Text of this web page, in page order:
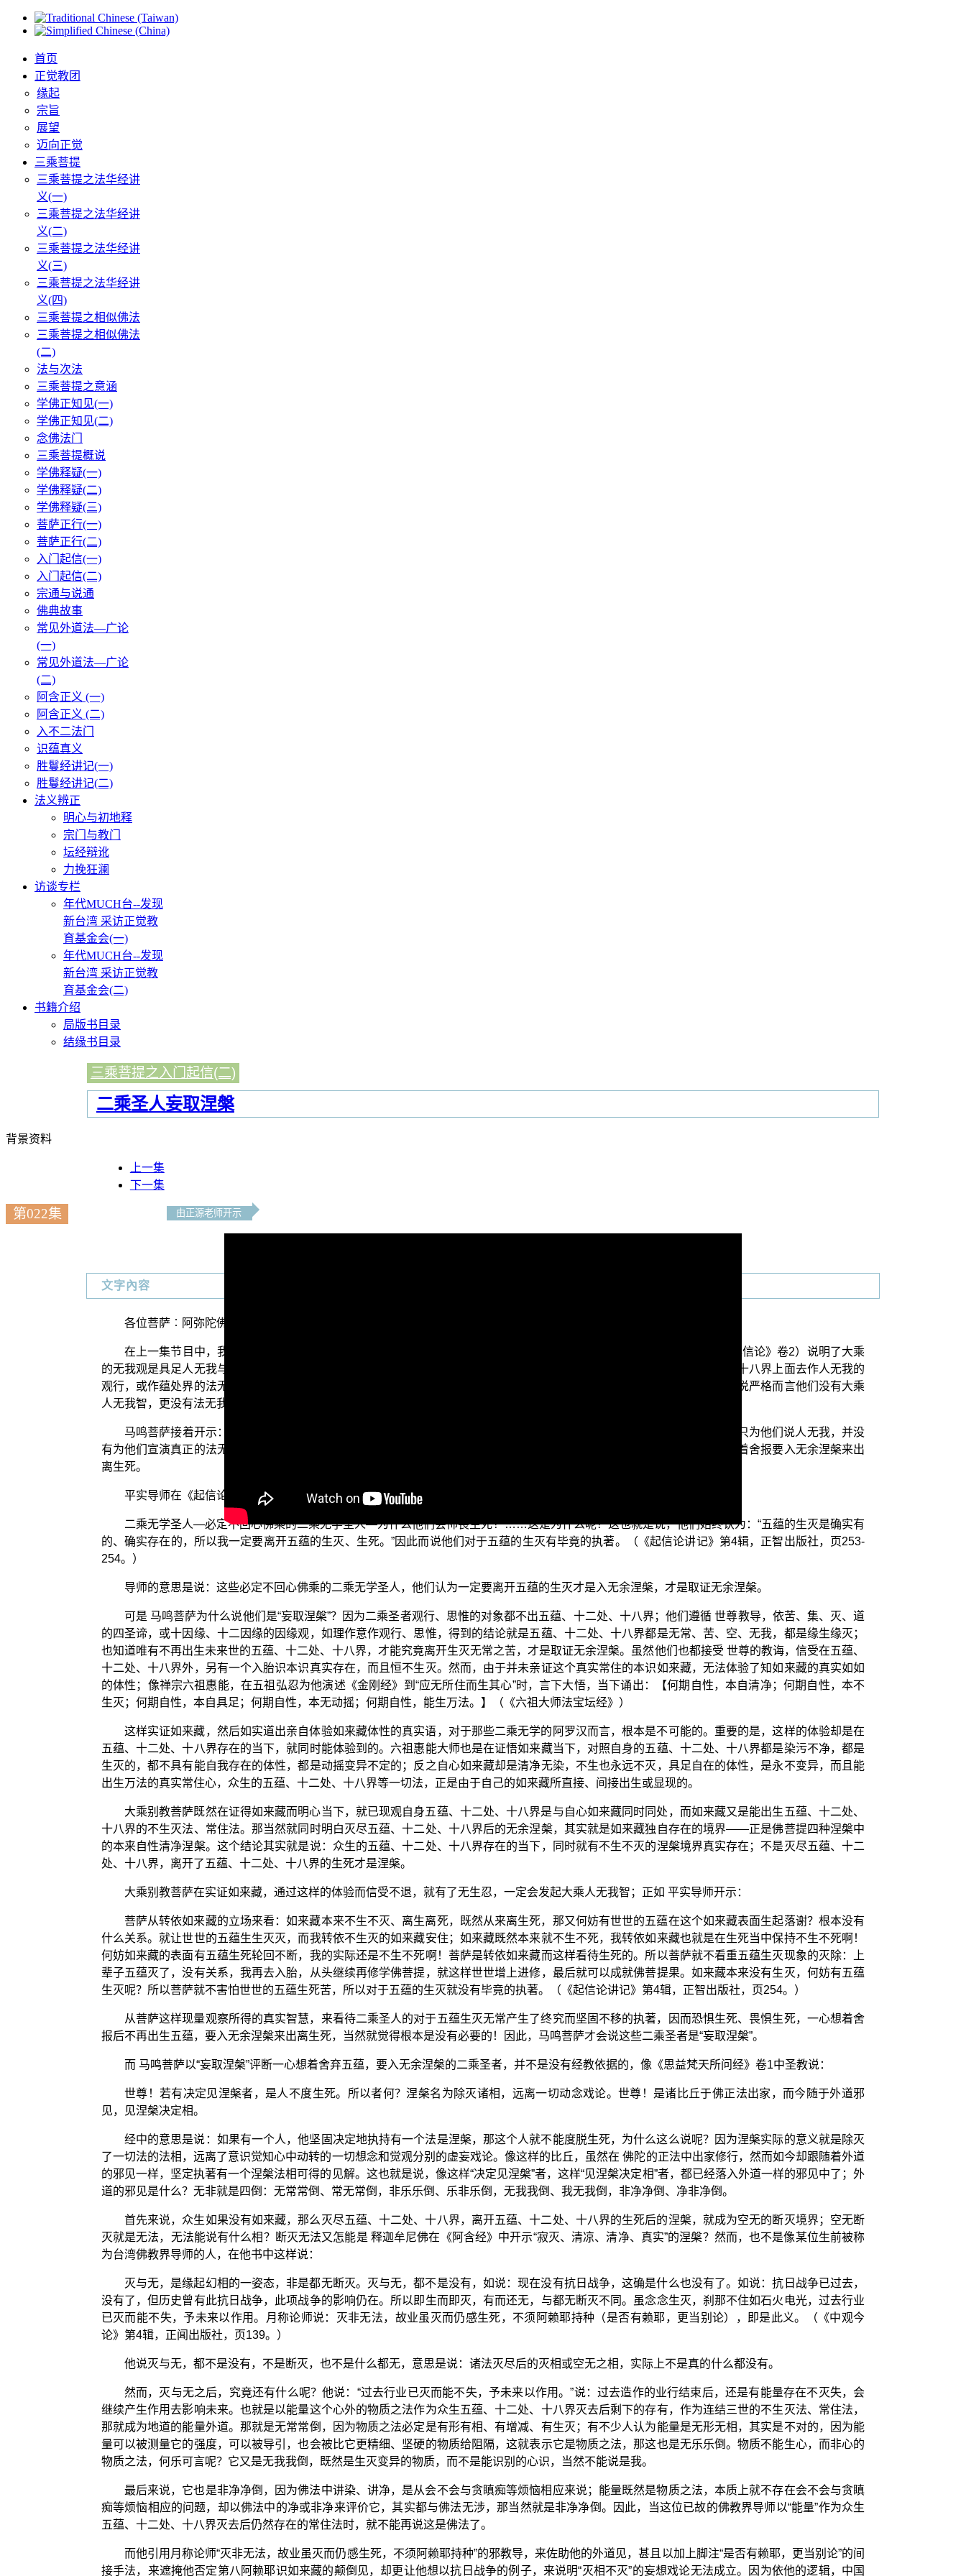
首页
正觉教团
缘起
宗旨
展望
迈向正觉
三乘菩提
三乘菩提之法华经讲
义(一)
三乘菩提之法华经讲
义(二)
三乘菩提之法华经讲
义(三)
三乘菩提之法华经讲
义(四)
三乘菩提之相似佛法
三乘菩提之相似佛法
(二)
法与次法
三乘菩提之意涵
学佛正知见(一)
学佛正知见(二)
念佛法门
三乘菩提概说
学佛释疑(一)
学佛释疑(二)
学佛释疑(三)
菩萨正行(一)
菩萨正行(二)
入门起信(一)
入门起信(二)
宗通与说通
佛典故事
常见外道法—广论
(一)
常见外道法—广论
(二)
阿含正义 (一)
阿含正义 (二)
入不二法门
识蕴真义
胜鬘经讲记(一)
胜鬘经讲记(二)
法义辨正
明心与初地释
宗门与教门
坛经辩讹
力挽狂澜
访谈专栏
年代MUCH台--发现
新台湾 采访正觉教
育基金会(一)
年代MUCH台--发现
新台湾 采访正觉教
育基金会(二)
书籍介绍
局版书目录
结缘书目录
三乘菩提之入门起信(二)
二乘圣人妄取涅槃
背景资料
上一集
下一集
第022集 由正源老师开示
文字內容
各位菩萨︰阿弥陀佛！
在上一集节目中，我们依 马鸣菩萨《大乘起信论》的论文︰【法我见者，以二乘钝根，世尊但为说人无我。】（《大乘起信论》卷2）说明了大乘
的无我观是具足人无我与法无我的现观，就是兼含世俗谛与法界实相的胜义谛；而二乘的无我观只在现象界的五蕴、十二处、十八界上面去作人无我的
观行，或作蕴处界的法无我的粗相观行，本质上仍不出人无我的范畴，因为他们没有能力触及法界实相心如来藏的缘故，所以说严格而言他们没有大乘
人无我智，更没有法无我智。
马鸣菩萨接着开示：【彼人便于五蕴生灭毕竟执著，怖畏生死，妄取涅槃。】（《大乘起信论》卷2）是说由于 释迦世尊只为他们说人无我，并没
有为他们宣演真正的法无我；于是他们就对于五蕴的生灭无常产生了终究坚固不移的执著，因而恐惧生死、畏惧生死，一心想着舍报要入无余涅槃来出
离生死。
平实导师在《起信论讲记》中也开示：
二乘无学圣人—必定不回心佛乘的二乘无学圣人—为什么他们会怖畏生死？……这是为什么呢？这也就是说，他们始终认为：“五蕴的生灭是确实有
的、确实存在的，所以我一定要离开五蕴的生灭、生死。”因此而说他们对于五蕴的生灭有毕竟的执著。（《起信论讲记》第4辑，正智出版社，页253-
254。）
导师的意思是说：这些必定不回心佛乘的二乘无学圣人，他们认为一定要离开五蕴的生灭才是入无余涅槃，才是取证无余涅槃。
可是 马鸣菩萨为什么说他们是“妄取涅槃”？因为二乘圣者观行、思惟的对象都不出五蕴、十二处、十八界；他们遵循 世尊教导，依苦、集、灭、道
的四圣谛，或十因缘、十二因缘的因缘观，如理作意作观行、思惟，得到的结论就是五蕴、十二处、十八界都是无常、苦、空、无我，都是缘生缘灭；
也知道唯有不再出生未来世的五蕴、十二处、十八界，才能究竟离开生灭无常之苦，才是取证无余涅槃。虽然他们也都接受 世尊的教诲，信受在五蕴、
十二处、十八界外，另有一个入胎识本识真实存在，而且恒不生灭。然而，由于并未亲证这个真实常住的本识如来藏，无法体验了知如来藏的真实如如
的体性；像禅宗六祖惠能，在五祖弘忍为他演述《金刚经》到“应无所住而生其心”时，言下大悟，当下诵出：【何期自性，本自清净；何期自性，本不
生灭；何期自性，本自具足；何期自性，本无动摇；何期自性，能生万法。】（《六祖大师法宝坛经》）
这样实证如来藏，然后如实道出亲自体验如来藏体性的真实语，对于那些二乘无学的阿罗汉而言，根本是不可能的。重要的是，这样的体验却是在
五蕴、十二处、十八界存在的当下，就同时能体验到的。六祖惠能大师也是在证悟如来藏当下，对照自身的五蕴、十二处、十八界都是染污不净，都是
生灭的，都不具有能自我存在的体性，都是动摇变异不定的；反之自心如来藏却是清净无染，不生也永远不灭，具足自在的体性，是永不变异，而且能
出生万法的真实常住心，众生的五蕴、十二处、十八界等一切法，正是由于自己的如来藏所直接、间接出生或显现的。
大乘别教菩萨既然在证得如来藏而明心当下，就已现观自身五蕴、十二处、十八界是与自心如来藏同时同处，而如来藏又是能出生五蕴、十二处、
十八界的不生灭法、常住法。那当然就同时明白灭尽五蕴、十二处、十八界后的无余涅槃，其实就是如来藏独自存在的境界——正是佛菩提四种涅槃中
的本来自性清净涅槃。这个结论其实就是说：众生的五蕴、十二处、十八界存在的当下，同时就有不生不灭的涅槃境界真实存在；不是灭尽五蕴、十二
处、十八界，离开了五蕴、十二处、十八界的生死才是涅槃。
大乘别教菩萨在实证如来藏，通过这样的体验而信受不退，就有了无生忍，一定会发起大乘人无我智；正如 平实导师开示：
菩萨从转依如来藏的立场来看：如来藏本来不生不灭、离生离死，既然从来离生死，那又何妨有世世的五蕴在这个如来藏表面生起落谢？根本没有
什么关系。就让世世的五蕴生生灭灭，而我转依不生灭的如来藏安住；如来藏既然本来就不生不死，我转依如来藏也就是在生死当中保持不生不死啊！
何妨如来藏的表面有五蕴生死轮回不断，我的实际还是不生不死啊！菩萨是转依如来藏而这样看待生死的。所以菩萨就不看重五蕴生灭现象的灭除：上
辈子五蕴灭了，没有关系，我再去入胎，从头继续再修学佛菩提，就这样世世增上进修，最后就可以成就佛菩提果。如来藏本来没有生灭，何妨有五蕴
生灭呢？所以菩萨就不害怕世世的五蕴生死苦，所以对于五蕴的生灭就没有毕竟的执著。（《起信论讲记》第4辑，正智出版社，页254。）
从菩萨这样现量观察所得的真实智慧，来看待二乘圣人的对于五蕴生灭无常产生了终究而坚固不移的执著，因而恐惧生死、畏惧生死，一心想着舍
报后不再出生五蕴，要入无余涅槃来出离生死，当然就觉得根本是没有必要的！因此，马鸣菩萨才会说这些二乘圣者是“妄取涅槃”。
而 马鸣菩萨以“妄取涅槃”评断一心想着舍弃五蕴，要入无余涅槃的二乘圣者，并不是没有经教依据的，像《思益梵天所问经》卷1中圣教说：
世尊！若有决定见涅槃者，是人不度生死。所以者何？涅槃名为除灭诸相，远离一切动念戏论。世尊！是诸比丘于佛正法出家，而今随于外道邪
见，见涅槃决定相。
经中的意思是说：如果有一个人，他坚固决定地执持有一个法是涅槃，那这个人就不能度脱生死，为什么这么说呢？因为涅槃实际的意义就是除灭
了一切法的法相，远离了意识觉知心中动转的一切想念和觉观分别的虚妄戏论。像这样的比丘，虽然在 佛陀的正法中出家修行，然而如今却跟随着外道
的邪见一样，坚定执著有一个涅槃法相可得的见解。这也就是说，像这样“决定见涅槃”者，这样“见涅槃决定相”者，都已经落入外道一样的邪见中了；外
道的邪见是什么？无非就是四倒：无常常倒、常无常倒，非乐乐倒、乐非乐倒，无我我倒、我无我倒，非净净倒、净非净倒。
首先来说，众生如果没有如来藏，那么灭尽五蕴、十二处、十八界，离开五蕴、十二处、十八界的生死后的涅槃，就成为空无的断灭境界；空无断
灭就是无法，无法能说有什么相？断灭无法又怎能是 释迦牟尼佛在《阿含经》中开示“寂灭、清凉、清净、真实”的涅槃？然而，也不是像某位生前被称
为台湾佛教界导师的人，在他书中这样说：
灭与无，是缘起幻相的一姿态，非是都无断灭。灭与无，都不是没有，如说：现在没有抗日战争，这确是什么也没有了。如说：抗日战争已过去，
没有了，但历史曾有此抗日战争，此项战争的影响仍在。所以即生而即灭，有而还无，与都无断灭不同。虽念念生灭，刹那不住如石火电光，过去行业
已灭而能不失，予未来以作用。月称论师说：灭非无法，故业虽灭而仍感生死，不须阿赖耶持种（是否有赖耶，更当别论），即是此义。（《中观今
论》第4辑，正闻出版社，页139。）
他说灭与无，都不是没有，不是断灭，也不是什么都无，意思是说：诸法灭尽后的灭相或空无之相，实际上不是真的什么都没有。
然而，灭与无之后，究竟还有什么呢？他说：“过去行业已灭而能不失，予未来以作用。”说：过去造作的业行结束后，还是有能量存在不灭失，会
继续产生作用去影响未来。也就是以能量这个心外的物质之法作为众生五蕴、十二处、十八界灭去后剩下的存有，作为连结三世的不生灭法、常住法，
那就成为地道的能量外道。那就是无常常倒，因为物质之法必定是有形有相、有增减、有生灭；有不少人认为能量是无形无相，其实是不对的，因为能
量可以被测量它的强度，可以被导引，也会被比它更精细、坚硬的物质给阻隔，这就表示它是物质之法，那这也是无乐乐倒。物质不能生心，而非心的
物质之法，何乐可言呢？它又是无我我倒，既然是生灭变异的物质，而不是能识别的心识，当然不能说是我。
最后来说，它也是非净净倒，因为佛法中讲染、讲净，是从会不会与贪瞋痴等烦恼相应来说；能量既然是物质之法，本质上就不存在会不会与贪瞋
痴等烦恼相应的问题，却以佛法中的净或非净来评价它，其实都与佛法无涉，那当然就是非净净倒。因此，当这位已故的佛教界导师以“能量”作为众生
五蕴、十二处、十八界灭去后仍然存在的常住法时，就不能再说这是佛法了。
而他引用月称论师“灭非无法，故业虽灭而仍感生死，不须阿赖耶持种”的邪教导，来佐助他的外道见，甚且以加上脚注“是否有赖耶，更当别论”的间
接手法，来遮掩他否定第八阿赖耶识如来藏的颠倒见，却更让他想以抗日战争的例子，来说明“灭相不灭”的妄想戏论无法成立。因为依他的逻辑，中国